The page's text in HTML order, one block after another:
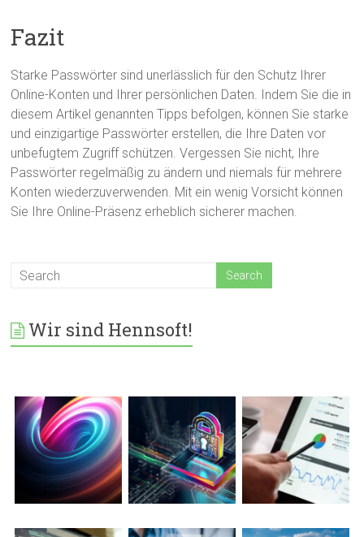
Fazit
Starke Passwörter sind unerlässlich für den Schutz Ihrer
Online-Konten und Ihrer persönlichen Daten. Indem Sie die in
diesem Artikel genannten Tipps befolgen, können Sie starke
und einzigartige Passwörter erstellen, die Ihre Daten vor
unbefugtem Zugriff schützen. Vergessen Sie nicht, Ihre
Passwörter regelmäßig zu ändern und niemals für mehrere
Konten wiederzuverwenden. Mit ein wenig Vorsicht können
Sie Ihre Online-Präsenz erheblich sicherer machen.
Wir sind Hennsoft!